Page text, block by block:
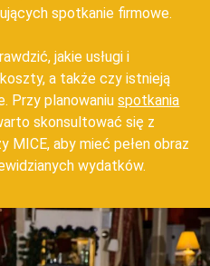
spotkanie firmowe.
jakie usługi i
a także czy istnieją
Przy planowaniuspotkania
skonsultować się z
MICE, aby mieć pełen obraz
wydatków.